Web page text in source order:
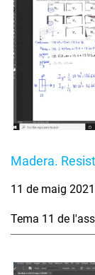
Madera.
11 de maig 2021
Tema 11 de